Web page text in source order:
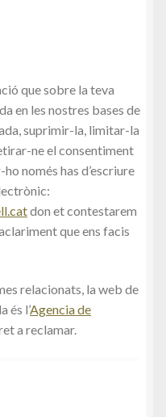
que sobre la teva
en les nostres bases de
suprimir-la, limitar-la
ne el consentiment
només has d’escriure
don et contestarem
que ens facis
relacionats, la web de
és l’Agencia de
a reclamar.